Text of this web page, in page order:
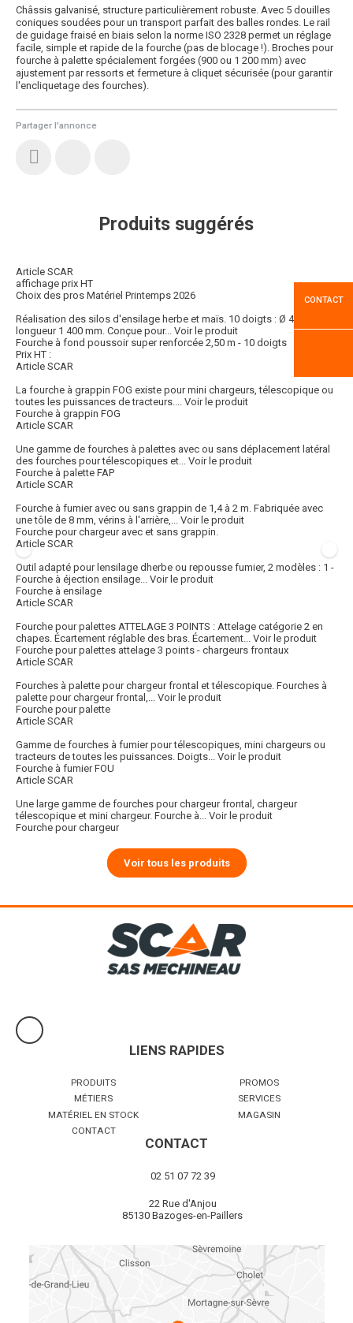
Partager l'annonce
Châssis galvanisé, structure particulièrement robuste. Avec 5 douilles
coniques soudées pour un transport parfait des balles rondes. Le rail
de guidage fraisé en biais selon la norme ISO 2328 permet un réglage
facile, simple et rapide de la fourche (pas de blocage !). Broches pour
fourche à palette spécialement forgées (900 ou 1 200 mm) avec
ajustement par ressorts et fermeture à cliquet sécurisée (pour garantir
l'encliquetage des fourches).
Produits suggérés
Article SCAR
affichage prix HT
Choix des pros Matériel Printemps 2026
Réalisation des silos d'ensilage herbe et maïs. 10 doigts : Ø 42 mm et
longueur 1 400 mm. Conçue pour... Voir le produit
Fourche à fond poussoir super renforcée 2,50 m - 10 doigts
Prix HT :
Article SCAR
La fourche à grappin FOG existe pour mini chargeurs, télescopique ou
toutes les puissances de tracteurs.... Voir le produit
Fourche à grappin FOG
Article SCAR
Une gamme de fourches à palettes avec ou sans déplacement latéral
des fourches pour télescopiques et... Voir le produit
Fourche à palette FAP
Article SCAR
Fourche à fumier avec ou sans grappin de 1,4 à 2 m. Fabriquée avec
une tôle de 8 mm, vérins à l'arrière,... Voir le produit
Fourche pour chargeur avec et sans grappin.
Article SCAR
Outil adapté pour lensilage dherbe ou repousse fumier, 2 modèles : 1 -
Fourche à éjection ensilage... Voir le produit
Fourche à ensilage
Article SCAR
Fourche pour palettes ATTELAGE 3 POINTS : Attelage catégorie 2 en
chapes. Écartement réglable des bras. Écartement... Voir le produit
Fourche pour palettes attelage 3 points - chargeurs frontaux
Article SCAR
Fourches à palette pour chargeur frontal et télescopique. Fourches à
palette pour chargeur frontal,... Voir le produit
Fourche pour palette
Article SCAR
Gamme de fourches à fumier pour télescopiques, mini chargeurs ou
tracteurs de toutes les puissances. Doigts... Voir le produit
Fourche à fumier FOU
Article SCAR
Une large gamme de fourches pour chargeur frontal, chargeur
télescopique et mini chargeur. Fourche à... Voir le produit
Fourche pour chargeur
Voir tous les produits
CONTACT
LIENS RAPIDES
PRODUITS
PROMOS
MÉTIERS
SERVICES
MATÉRIEL EN STOCK
MAGASIN
CONTACT
CONTACT
02 51 07 72 39
22 Rue d'Anjou
85130 Bazoges-en-Paillers